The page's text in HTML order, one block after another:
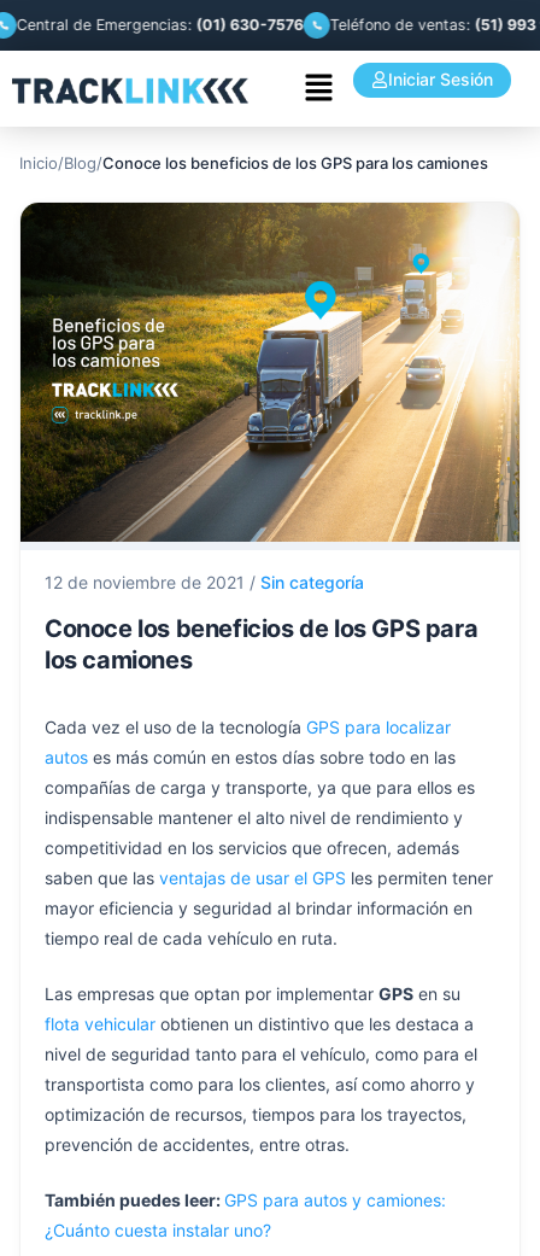
de Emergencias:(01) 630-7576 Teléfono de ventas:(51) 993 944
Iniciar Sesión
Inicio/Blog/Conoce los beneficios de los GPS para los camiones
12 de noviembre de 2021 / Sin categoría
Conoce los beneficios de los GPS para
los camiones
Cada vez el uso de la tecnología GPS para localizar
autos es más común en estos días sobre todo en las
compañías de carga y transporte, ya que para ellos es
indispensable mantener el alto nivel de rendimiento y
competitividad en los servicios que ofrecen, además
saben que las ventajas de usar el GPS les permiten tener
mayor eficiencia y seguridad al brindar información en
tiempo real de cada vehículo en ruta.
Las empresas que optan por implementar GPS en su
flota vehicular obtienen un distintivo que les destaca a
nivel de seguridad tanto para el vehículo, como para el
transportista como para los clientes, así como ahorro y
optimización de recursos, tiempos para los trayectos,
prevención de accidentes, entre otras.
También puedes leer:GPS para autos y camiones:
¿Cuánto cuesta instalar uno?